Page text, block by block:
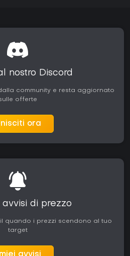
nostro Discord
community e resta aggiornato
offerte
ora
avvisi di prezzo
quando i prezzi scendono al tuo
target